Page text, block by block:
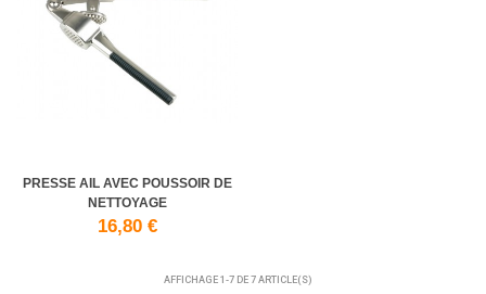
PRESSE AIL AVEC POUSSOIR DE
NETTOYAGE
16,80 €
AFFICHAGE 1-7 DE 7 ARTICLE(S)